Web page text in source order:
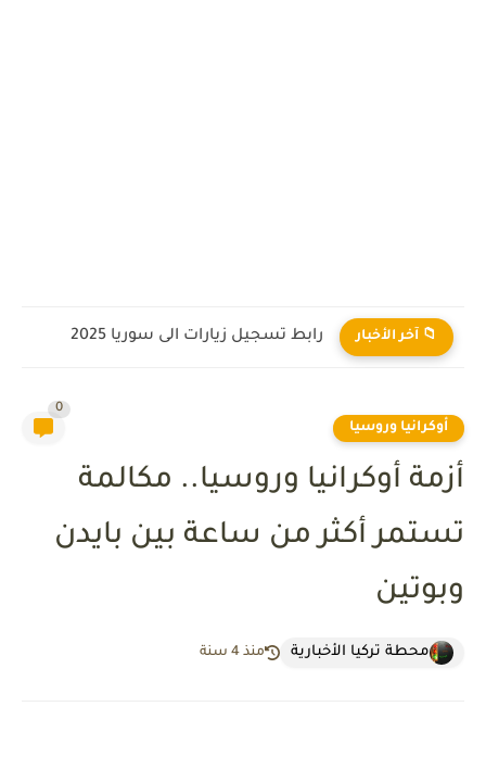
📁 آخر الأخبار رابط تسجيل زيارات الى سوريا 2025
أوكرانيا وروسيا
0
أزمة أوكرانيا وروسيا.. مكالمة
تستمر أكثر من ساعة بين بايدن
وبوتين
محطة تركيا الأخبارية منذ 4 سنة